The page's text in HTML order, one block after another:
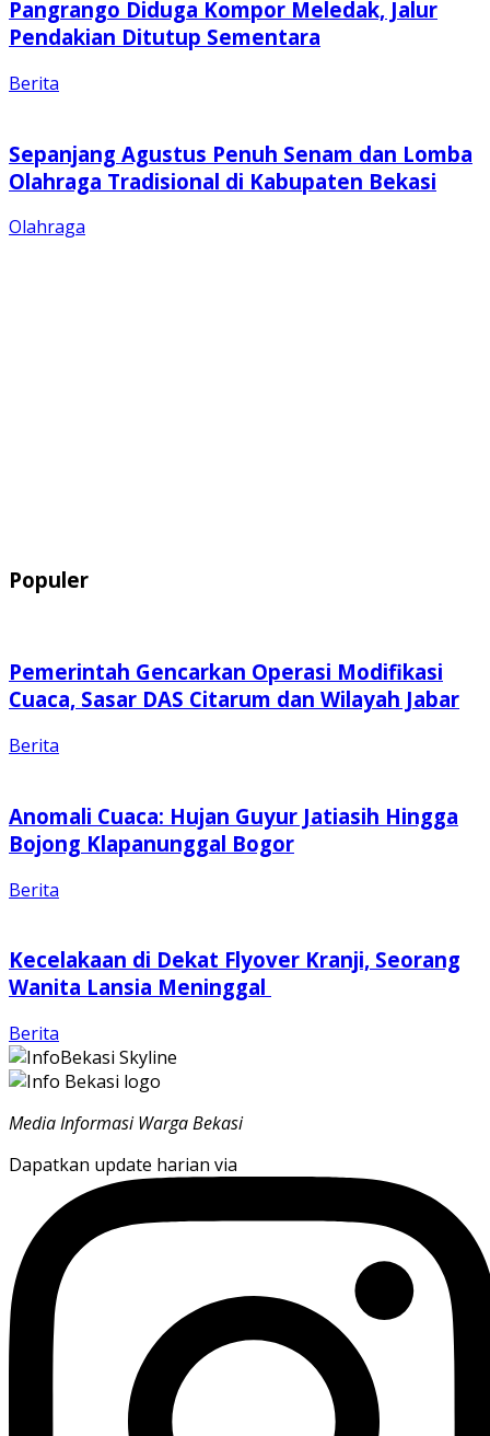
Pangrango Diduga Kompor Meledak, Jalur
Pendakian Ditutup Sementara
Berita
Sepanjang Agustus Penuh Senam dan Lomba
Olahraga Tradisional di Kabupaten Bekasi
Olahraga
Populer
Pemerintah Gencarkan Operasi Modifikasi
Cuaca, Sasar DAS Citarum dan Wilayah Jabar
Berita
Anomali Cuaca: Hujan Guyur Jatiasih Hingga
Bojong Klapanunggal Bogor
Berita
Kecelakaan di Dekat Flyover Kranji, Seorang
Wanita Lansia Meninggal
Berita
Media Informasi Warga Bekasi
Dapatkan update harian via